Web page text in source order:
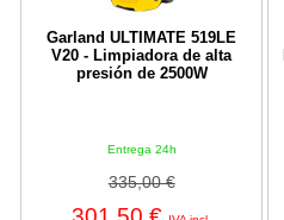
Garland ULTIMATE 519LE
V20 - Limpiadora de alta
presión de 2500W
Entrega 24h
335,00 €